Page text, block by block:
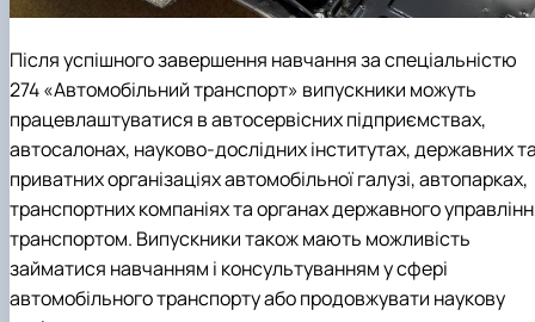
Після успішного завершення навчання за спеціальністю
274 «Автомобільний транспорт» випускники можуть
працевлаштуватися в автосервісних підприємствах,
автосалонах, науково-дослідних інститутах, державних
приватних організаціях автомобільної галузі, автопарках,
транспортних компаніях та органах державного
транспортом. Випускники також мають можливість
займатися навчанням і консультуванням у сфері
автомобільного транспорту або продовжувати наукову